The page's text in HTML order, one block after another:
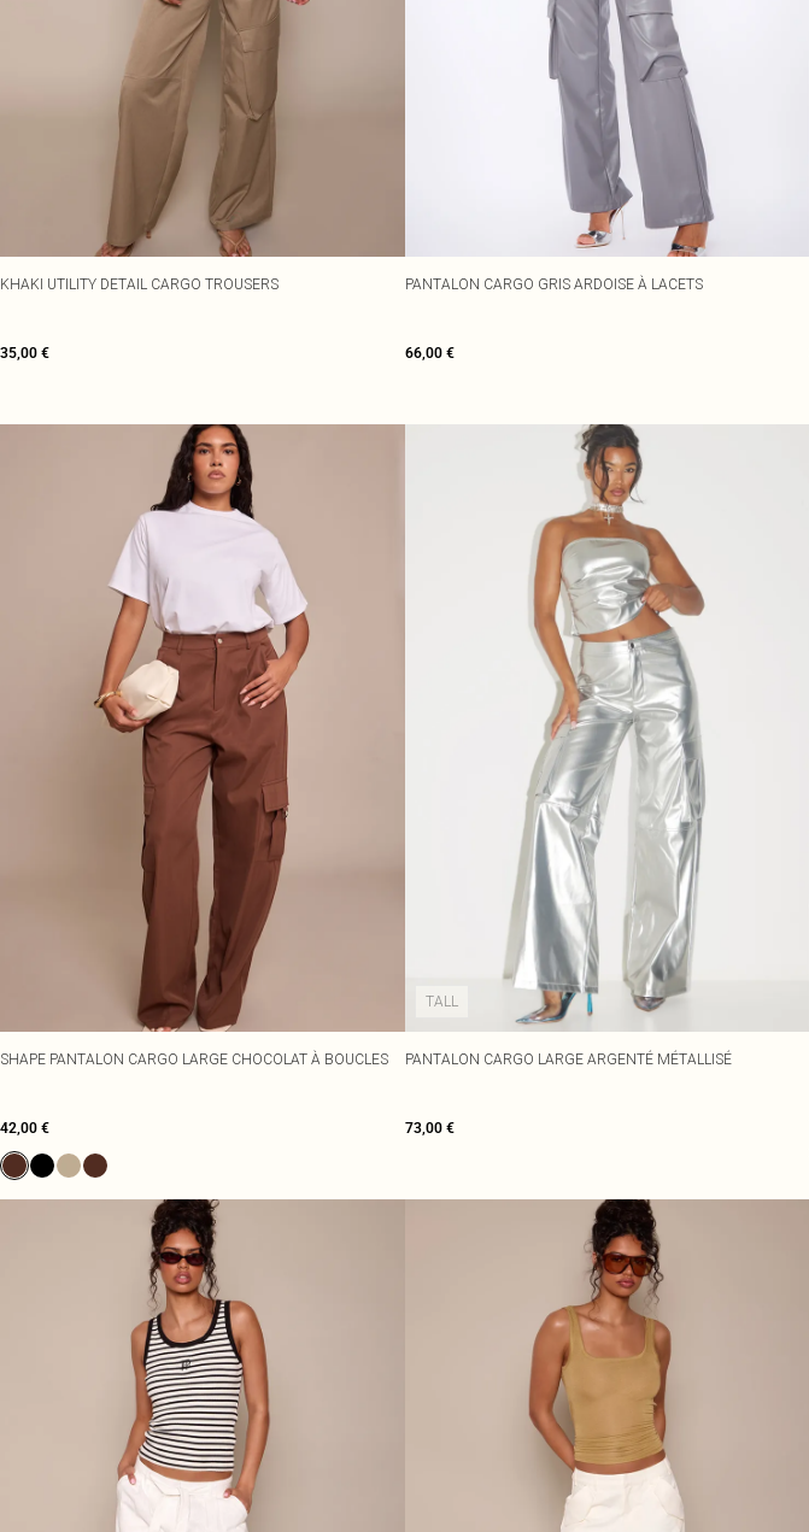
KHAKI UTILITY DETAIL CARGO TROUSERS
35,00 €
PANTALON CARGO GRIS ARDOISE À LACETS
66,00 €
SHAPE PANTALON CARGO LARGE CHOCOLAT À BOUCLES
42,00 €
TALL
PANTALON CARGO LARGE ARGENTÉ MÉTALLISÉ
73,00 €